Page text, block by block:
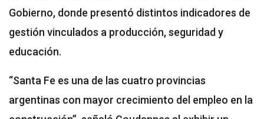
Gobierno, donde presentó distintos indicadores de
gestión vinculados a producción, seguridad y
educación.
“Santa Fe es una de las cuatro provincias
argentinas con mayor crecimiento del empleo en la